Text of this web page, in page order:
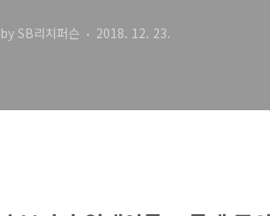
by SB리치퍼슨 2018. 12. 23.